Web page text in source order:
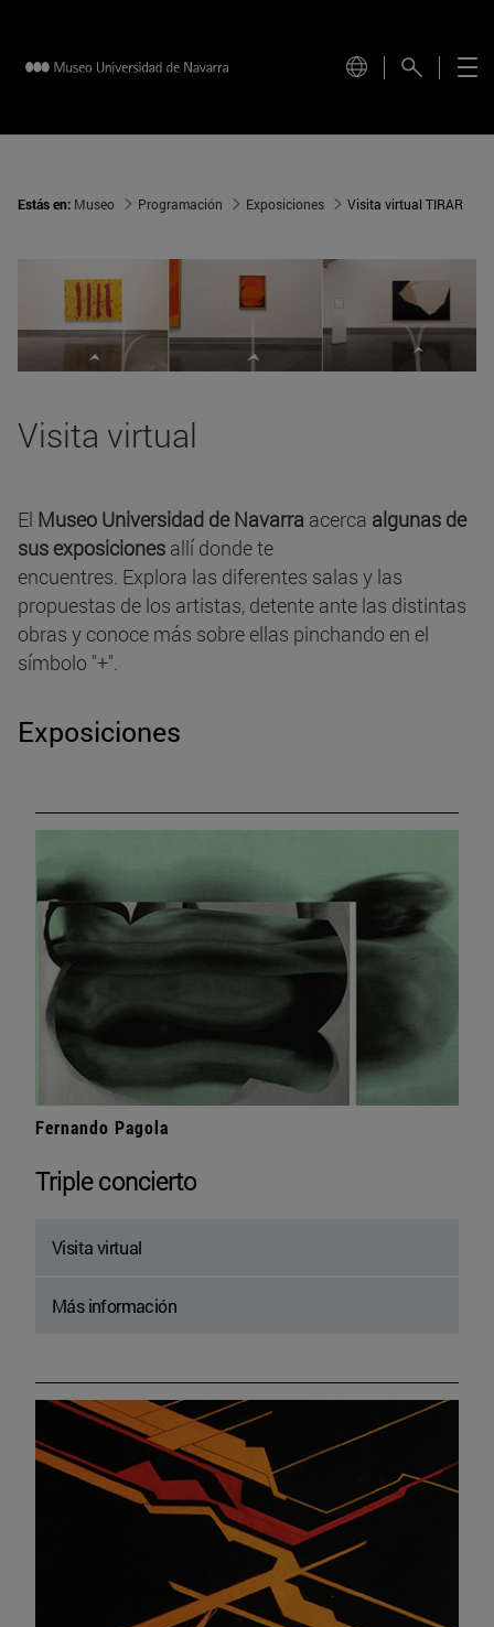
Estás en: Museo Programación Exposiciones Visita virtual TIRAR
Visita virtual
El Museo Universidad de Navarra acerca algunas de
sus exposiciones allí donde te
encuentres. Explora las diferentes salas y las
propuestas de los artistas, detente ante las distintas
obras y conoce más sobre ellas pinchando en el
símbolo "+".
Exposiciones
Fernando Pagola
Triple concierto
Visita virtual
Más información